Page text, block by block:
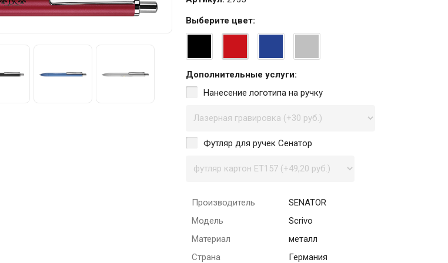
Выберите цвет:
Дополнительные услуги:
Нанесение логотипа на ручку
Футляр для ручек Сенатор
Производитель
SENATOR
Модель
Scrivo
Материал
металл
Страна
Германия